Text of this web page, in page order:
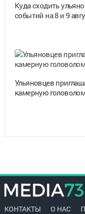
Куда сходить
событий на 8 и 9
Ульяновцев
камерную
КОНТАКТЫ О НАС